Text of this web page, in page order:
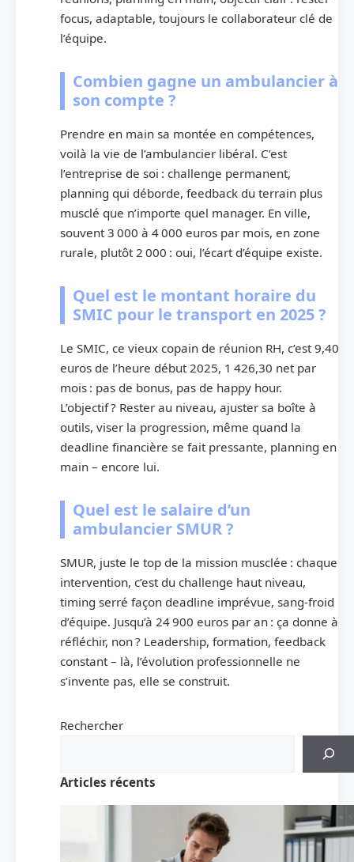
focus, adaptable, toujours le collaborateur clé de
l’équipe.
Combien gagne un ambulancier à
son compte ?
Prendre en main sa montée en compétences,
voilà la vie de l’ambulancier libéral. C’est
l’entreprise de soi : challenge permanent,
planning qui déborde, feedback du terrain plus
musclé que n’importe quel manager. En ville,
souvent 3 000 à 4 000 euros par mois, en zone
rurale, plutôt 2 000 : oui, l’écart d’équipe existe.
Quel est le montant horaire du
SMIC pour le transport en 2025 ?
Le SMIC, ce vieux copain de réunion RH, c’est 9,40
euros de l’heure début 2025, 1 426,30 net par
mois : pas de bonus, pas de happy hour.
L’objectif ? Rester au niveau, ajuster sa boîte à
outils, viser la progression, même quand la
deadline financière se fait pressante, planning en
main – encore lui.
Quel est le salaire d’un
ambulancier SMUR ?
SMUR, juste le top de la mission musclée : chaque
intervention, c’est du challenge haut niveau,
timing serré façon deadline imprévue, sang-froid
d’équipe. Jusqu’à 24 900 euros par an : ça donne à
réfléchir, non ? Leadership, formation, feedback
constant – là, l’évolution professionnelle ne
s’invente pas, elle se construit.
Rechercher
Articles récents